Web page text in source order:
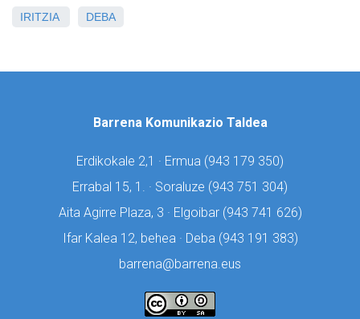
IRITZIA DEBA
Barrena Komunikazio Taldea
Erdikokale 2,1 · Ermua (943 179 350)
Errabal 15, 1. · Soraluze (943 751 304)
Aita Agirre Plaza, 3 · Elgoibar (943 741 626)
Ifar Kalea 12, behea · Deba (943 191 383)
barrena@barrena.eus